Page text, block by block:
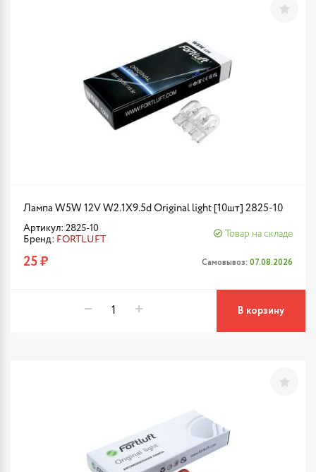
Лампа W5W 12V W2.1X9.5d Original light [10шт] 2825-10
Артикул: 2825-10
Бренд: FORTLUFT
Товар на складе
25 ₽ Самовывоз: 07.08.2026
В корзину